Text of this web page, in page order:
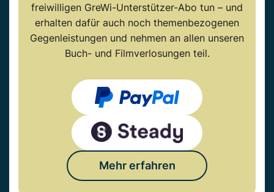
freiwilligen GreWi-Unterstützer-Abo tun – und
erhalten dafür auch noch themenbezogenen
Gegenleistungen und nehmen an allen unseren
Buch- und Filmverlosungen teil.
Mehr erfahren